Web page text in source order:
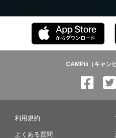
CAMPiii（キャン
利用規約
よくある質問